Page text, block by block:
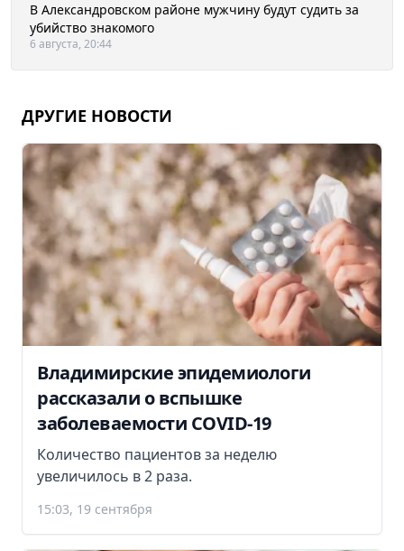
В Александровском районе мужчину будут судить за
убийство знакомого
6 августа, 20:44
ДРУГИЕ НОВОСТИ
Владимирские эпидемиологи
рассказали о вспышке
заболеваемости COVID-19
Количество пациентов за неделю
увеличилось в 2 раза.
15:03, 19 сентября